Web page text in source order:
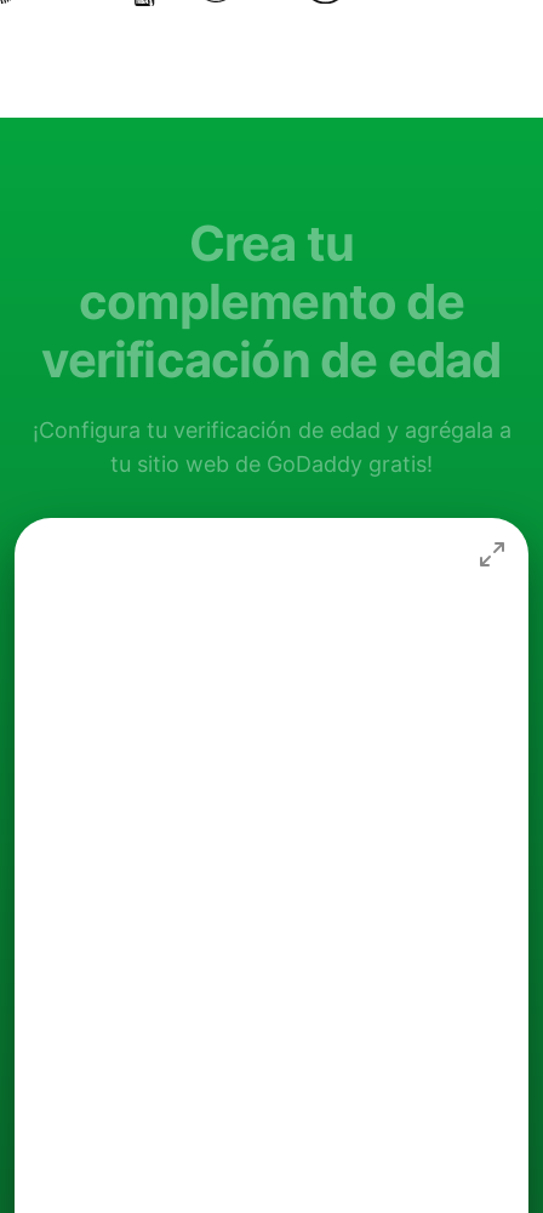
Crea tu
complemento de
verificación de edad
¡Configura tu verificación de edad y agrégala a
tu sitio web de GoDaddy gratis!